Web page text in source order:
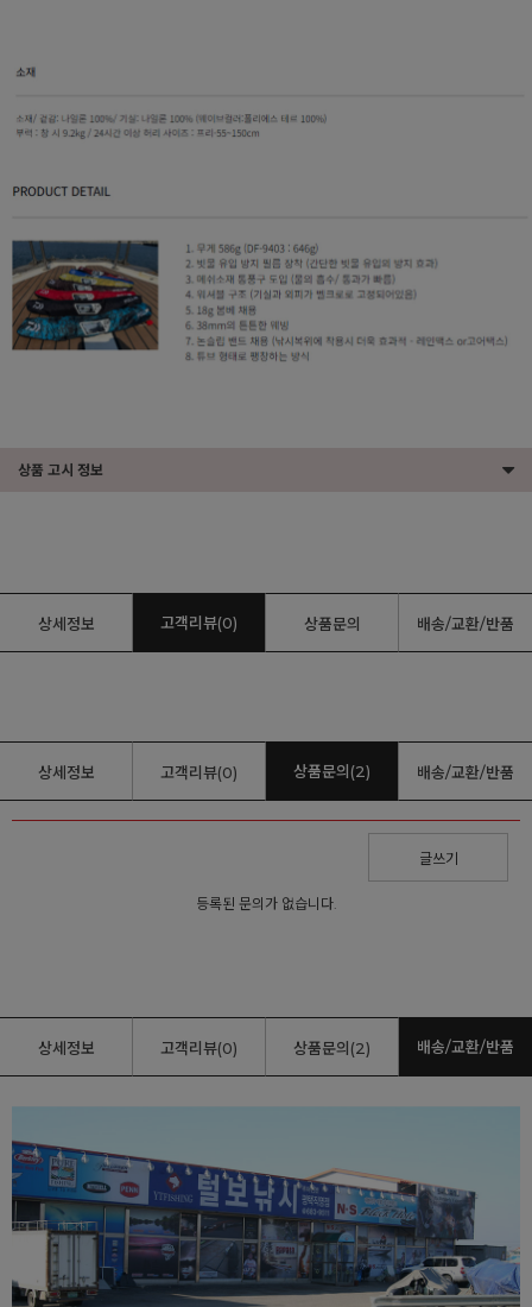
상품 고시 정보
상세정보 고객리뷰(0) 상품문의 배송/교환/반품
상세정보 고객리뷰(0) 상품문의(2) 배송/교환/반품
글쓰기
등록된 문의가 없습니다.
상세정보 고객리뷰(0) 상품문의(2) 배송/교환/반품